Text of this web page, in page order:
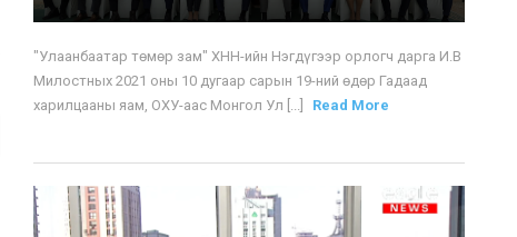
"Улаанбаатар төмөр зам" ХНН-ийн Нэгдүгээр орлогч дарга И.В
Милостных 2021 оны 10 дугаар сарын 19-ний өдөр Гадаад
харилцааны яам, ОХУ-аас Монгол Ул [...]
Read More